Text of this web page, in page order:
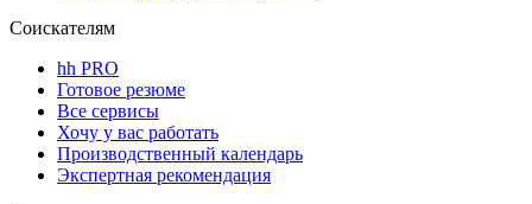
Соискателям
hh PRO
Готовое резюме
Все сервисы
Хочу у вас работать
Производственный календарь
Экспертная рекомендация